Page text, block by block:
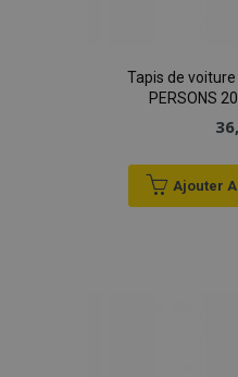
Tapis de voiture
PERSONS
Ajouter